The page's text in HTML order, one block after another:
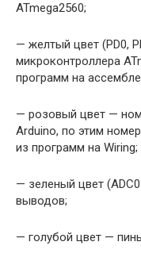
ATmega2560;
— желтый цвет (PD0,
микроконтроллера
программ на
— розовый цвет —
Arduino, по этим
из программ на Wiring;
— зеленый цвет
выводов;
— голубой цвет —